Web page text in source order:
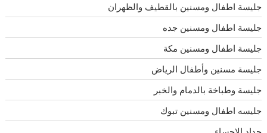
جليسة اطفال ومسنين بالقطيف والظهران
جليسة اطفال ومسنين جده
جليسة اطفال ومسنين مكة
جليسة مسنين وأطفال الرياض
جليسة وطباخة بالدمام والخبر
جليسه اطفال ومسنين تبوك